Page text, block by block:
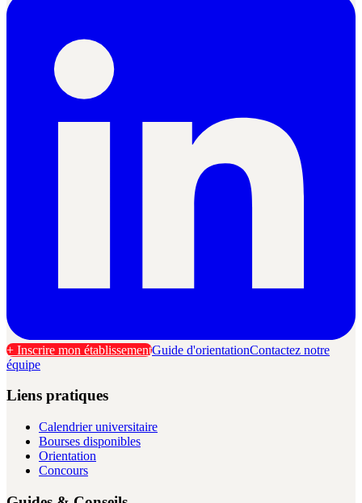
+ Inscrire mon établissementGuide d'orientationContactez notre
équipe
Liens pratiques
Calendrier universitaire
Bourses disponibles
Orientation
Concours